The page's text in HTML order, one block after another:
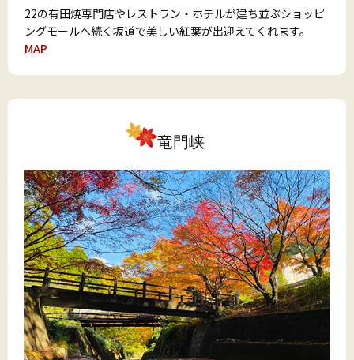
22の有田焼専門店やレストラン・ホテルが建ち並ぶショッピ
ングモールへ続く坂道で美しい紅葉が出迎えてくれます。
MAP
竜門峡